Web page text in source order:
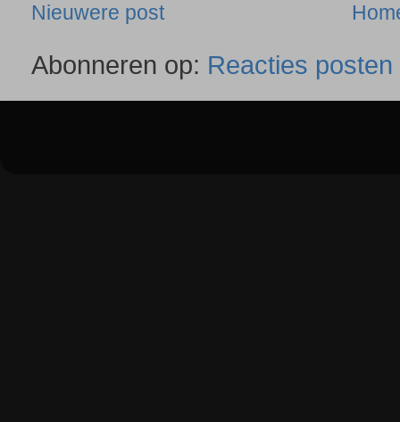
Nieuwere post
Abonneren op: Reacties